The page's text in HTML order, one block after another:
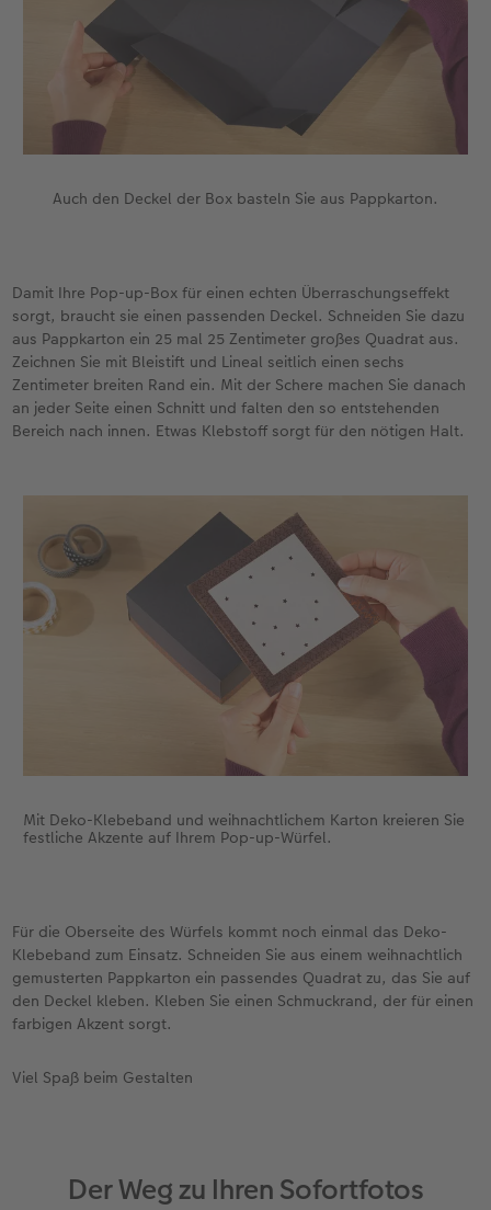
Auch den Deckel der Box basteln Sie aus Pappkarton.
Damit Ihre Pop-up-Box für einen echten Überraschungseffekt
sorgt, braucht sie einen passenden Deckel. Schneiden Sie dazu
aus Pappkarton ein 25 mal 25 Zentimeter großes Quadrat aus.
Zeichnen Sie mit Bleistift und Lineal seitlich einen sechs
Zentimeter breiten Rand ein. Mit der Schere machen Sie danach
an jeder Seite einen Schnitt und falten den so entstehenden
Bereich nach innen. Etwas Klebstoff sorgt für den nötigen Halt.
Mit Deko-Klebeband und weihnachtlichem Karton kreieren Sie
festliche Akzente auf Ihrem Pop-up-Würfel.
Für die Oberseite des Würfels kommt noch einmal das Deko-
Klebeband zum Einsatz. Schneiden Sie aus einem weihnachtlich
gemusterten Pappkarton ein passendes Quadrat zu, das Sie auf
den Deckel kleben. Kleben Sie einen Schmuckrand, der für einen
farbigen Akzent sorgt.
Viel Spaß beim Gestalten
Der Weg zu Ihren Sofortfotos